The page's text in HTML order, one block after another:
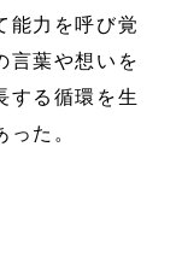
能力を呼び覚
言葉や想いを
する循環を生
た。